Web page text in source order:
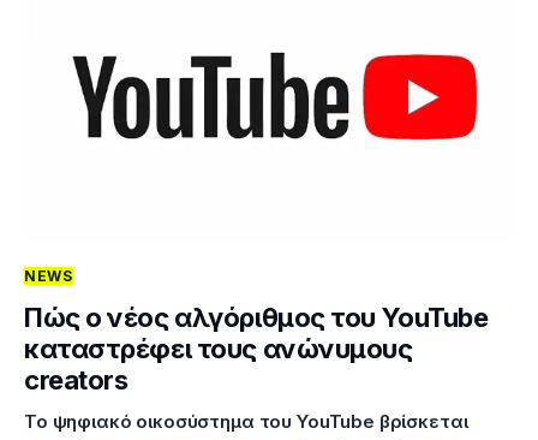
Futuring
AI news
NEWS
Πώς ο νέος αλγόριθμος του YouTube
καταστρέφει τους ανώνυμους
creators
Το ψηφιακό οικοσύστημα του YouTube βρίσκεται